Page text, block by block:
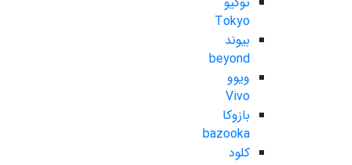
Tokyo
بیوند
beyond
ویوو
Vivo
بازوکا
bazooka
کلود